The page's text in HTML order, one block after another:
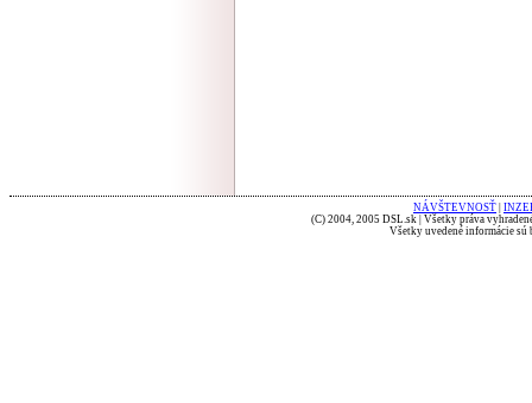
NÁVŠTEVNOSŤ
(C) 2004, 2005 DSL.sk | Všetky práva
Všetky uvedené informácie sú